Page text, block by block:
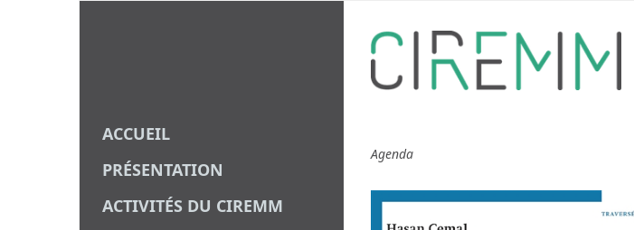
ACCUEIL
PRÉSENTATION
ACTIVITÉS DU CIREMM
Agenda